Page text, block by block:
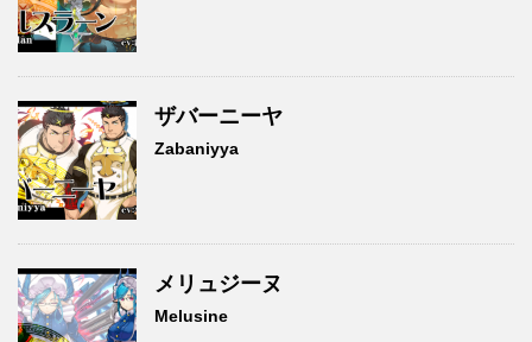
ザバーニーヤ
Zabaniyya
メリュジーヌ
Melusine